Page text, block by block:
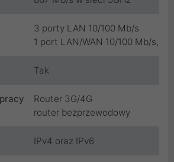
3 porty LAN 10/100 Mb/s
1 port LAN/WAN 10/100 Mb/s,
Tak
Router 3G/4G
router bezprzewodowy
IPv4 oraz IPv6